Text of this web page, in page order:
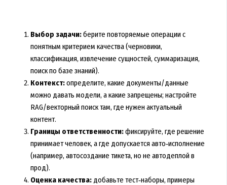
Выбор задачи:берите повторяемые операции с
понятным критерием качества (черновики,
классификация, извлечение сущностей, суммаризация,
поиск по базе знаний).
Контекст:определите, какие документы/данные
можно давать модели, а какие запрещены; настройте
RAG/векторный поиск там, где нужен актуальный
контент.
Границы ответственности:фиксируйте, где решение
принимает человек, а где допускается авто‑исполнение
(например, автосоздание тикета, но не автодеплой в
прод).
Оценка качества:добавьте тест‑наборы, примеры